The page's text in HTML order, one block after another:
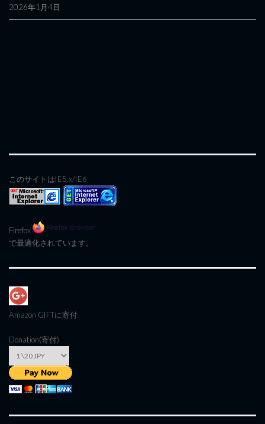
2026年1月4日
このサイトはIE5.x/IE6
Firefox
で最適化されています。
Amazon GIFTに寄付
Donation(寄付)